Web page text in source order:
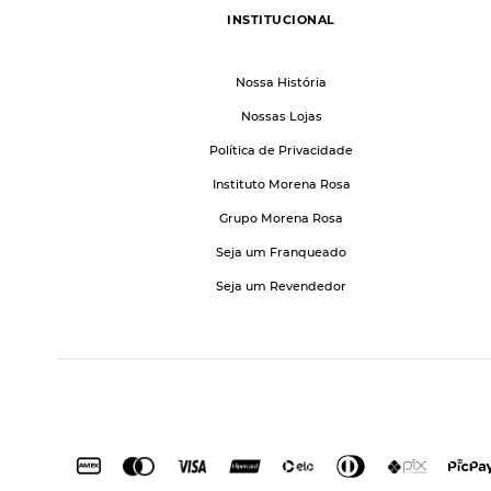
INSTITUCIONAL
Nossa História
Nossas Lojas
Política de Privacidade
Instituto Morena Rosa
Grupo Morena Rosa
Seja um Franqueado
Seja um Revendedor